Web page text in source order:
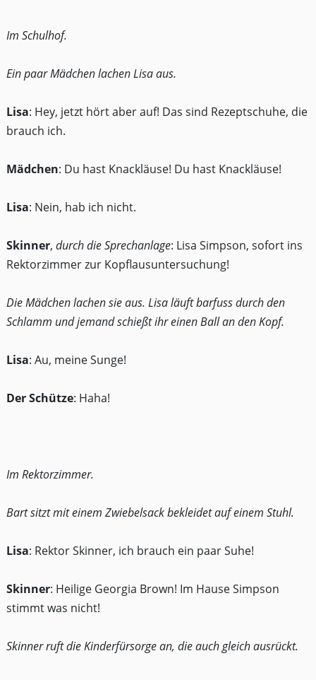
Im Schulhof.
Ein paar Mädchen lachen Lisa aus.
Lisa: Hey, jetzt hört aber auf! Das sind Rezeptschuhe, die
brauch ich.
Mädchen: Du hast Knackläuse! Du hast Knackläuse!
Lisa: Nein, hab ich nicht.
Skinner, durch die Sprechanlage: Lisa Simpson, sofort ins
Rektorzimmer zur Kopflausuntersuchung!
Die Mädchen lachen sie aus. Lisa läuft barfuss durch den
Schlamm und jemand schießt ihr einen Ball an den Kopf.
Lisa: Au, meine Sunge!
Der Schütze: Haha!
Im Rektorzimmer.
Bart sitzt mit einem Zwiebelsack bekleidet auf einem Stuhl.
Lisa: Rektor Skinner, ich brauch ein paar Suhe!
Skinner: Heilige Georgia Brown! Im Hause Simpson
stimmt was nicht!
Skinner ruft die Kinderfürsorge an, die auch gleich ausrückt.